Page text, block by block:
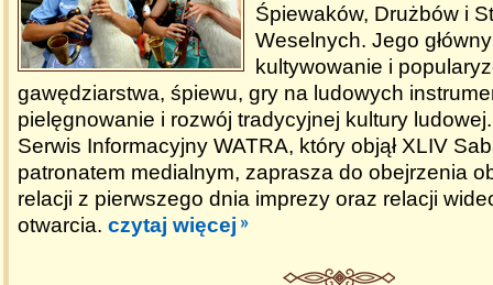
Śpiewaków, Drużbów i
Weselnych. Jego
kultywowanie i
gawędziarstwa, śpiewu, gry na ludowych
pielęgnowanie i rozwój tradycyjnej kultury
Serwis Informacyjny WATRA, który objął XLIV
patronatem medialnym, zaprasza do obejrzenia
relacji z pierwszego dnia imprezy oraz relacji
otwarcia. czytaj więcej